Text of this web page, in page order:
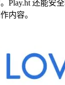
Play.ht 还能安
内容。